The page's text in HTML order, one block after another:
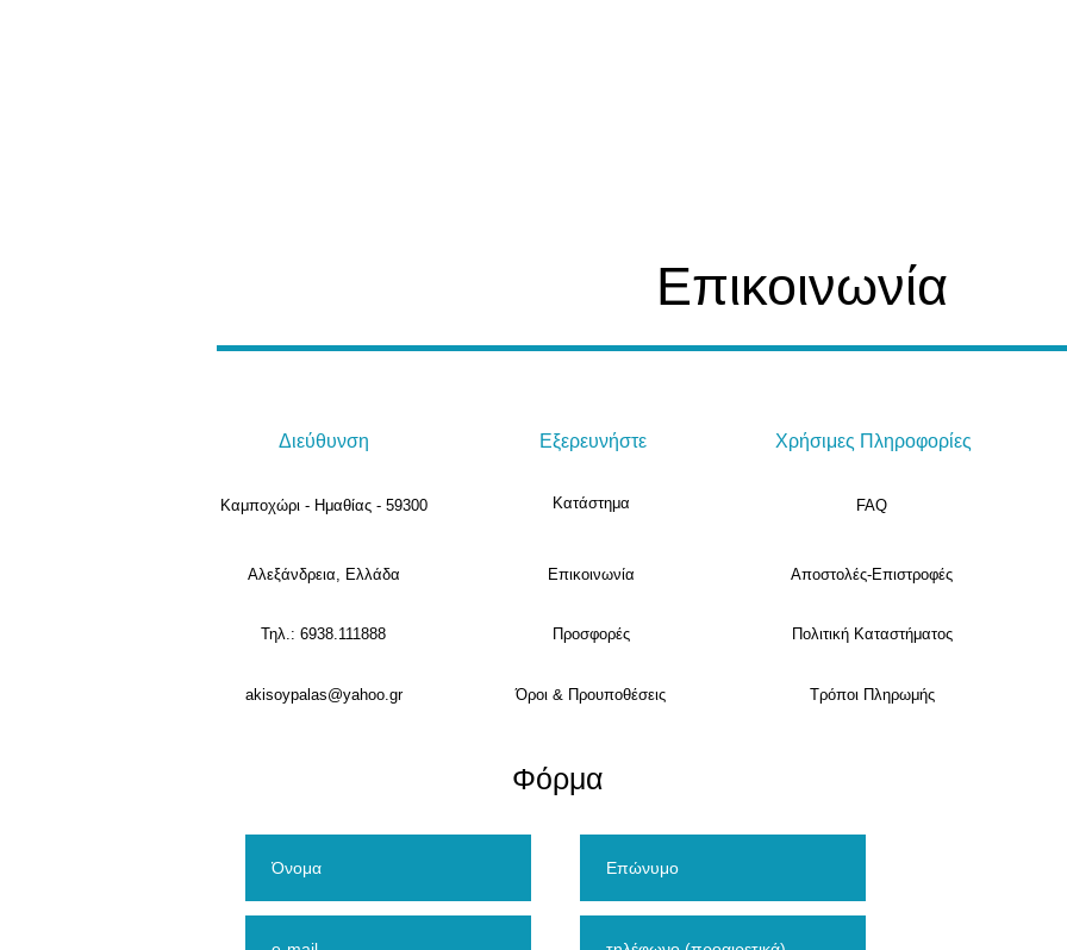
Επικοινωνία
Διεύθυνση
Καμποχώρι - Ημαθίας - 59300
Αλεξάνδρεια, Ελλάδα
Τηλ.: 6938.111888
akisoypalas@yahoo.gr
Εξερευνήστε
Κατάστημα
Επικοινωνία
Προσφορές
Όροι & Προυποθέσεις
Χρήσιμες Πληροφορίες
FAQ
Αποστολές-Επιστροφές
Πολιτική Καταστήματος
Τρόποι Πληρωμής
​Φόρμα